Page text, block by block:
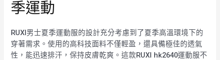
季運動
RUXI男士夏季運動服的設計充分考慮到了夏季高溫環境下的
穿著需求。使用的高科技面料不僅輕盈，還具備極佳的透氣
性，能迅速排汗，保持皮膚乾爽。這款RUXI hk2640運動服不